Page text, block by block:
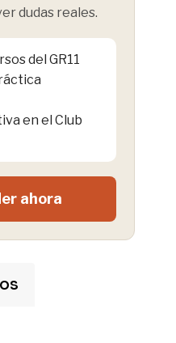
dudas reales.
del GR11
en el Club
ahora